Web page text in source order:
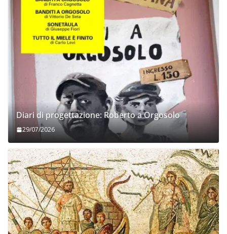
Diari di progettazione: Roberto a Orgosolo
29/07/2026